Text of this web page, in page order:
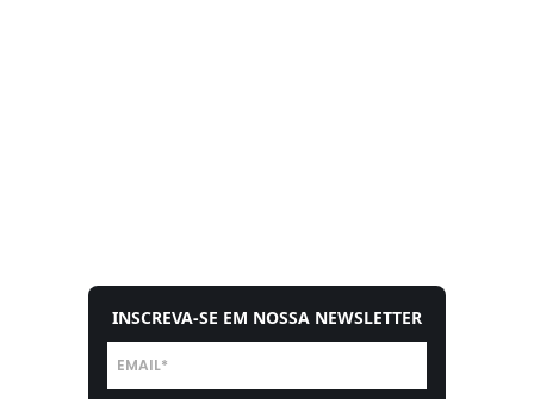
INSCREVA-SE EM NOSSA NEWSLETTER